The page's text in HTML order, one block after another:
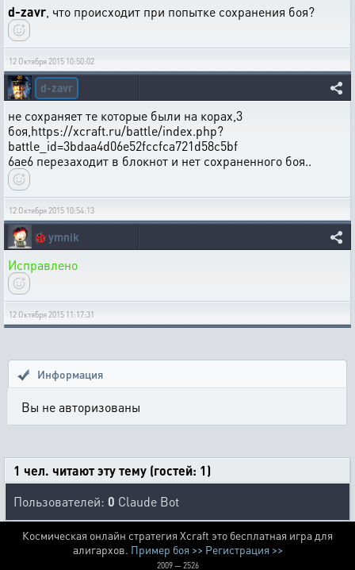
d-zavr , что происходит при попытке сохранения боя?
12 Октября 2015 10:50:02
d-zavr
не сохраняет те которые были на корах,3
боя,https://xcraft.ru/battle/index.php?
battle_id=3bdaa4d06e52fccfca721d58c5bf
6ae6 перезаходит в блокнот и нет сохраненного боя..
12 Октября 2015 10:54:13
🐞 ymnik
Исправлено
12 Октября 2015 11:17:31
Информация
Вы не авторизованы
1 чел. читают эту тему (гостей: 1)
Пользователей: 0 Claude Bot
Космическая онлайн стратегия Xcraft это бесплатная игра для
алигархов. Пример боя >> Регистрация >>
2009 — 2526